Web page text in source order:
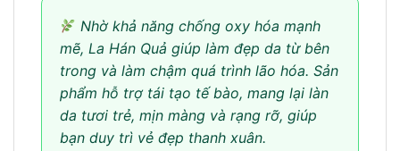
Nhờ khả năng chống oxy hóa mạnh
mẽ, La Hán Quả giúp làm đẹp da từ bên
trong và làm chậm quá trình lão hóa. Sản
phẩm hỗ trợ tái tạo tế bào, mang lại làn
da tươi trẻ, mịn màng và rạng rỡ, giúp
bạn duy trì vẻ đẹp thanh xuân.